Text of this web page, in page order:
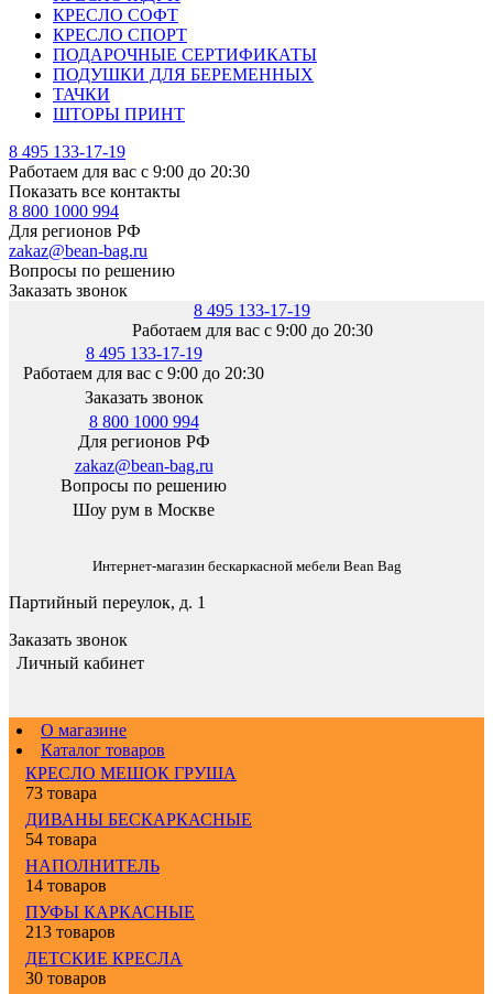
КРЕСЛО СОФТ
КРЕСЛО СПОРТ
ПОДАРОЧНЫЕ СЕРТИФИКАТЫ
ПОДУШКИ ДЛЯ БЕРЕМЕННЫХ
ТАЧКИ
ШТОРЫ ПРИНТ
8 495 133-17-19
Работаем для вас с 9:00 до 20:30
Показать все контакты
8 800 1000 994
Для регионов РФ
zakaz@bean-bag.ru
Вопросы по решению
Заказать звонок
8 495 133-17-19
Работаем для вас с 9:00 до 20:30
8 495 133-17-19
Работаем для вас с 9:00 до 20:30
Заказать звонок
8 800 1000 994
Для регионов РФ
zakaz@bean-bag.ru
Вопросы по решению
Шоу рум в Москве
Интернет-магазин бескаркасной мебели Bean Bag
Партийный переулок, д. 1
Заказать звонок
Личный кабинет
О магазине
Каталог товаров
КРЕСЛО МЕШОК ГРУША
73 товара
ДИВАНЫ БЕСКАРКАСНЫЕ
54 товара
НАПОЛНИТЕЛЬ
14 товаров
ПУФЫ КАРКАСНЫЕ
213 товаров
ДЕТСКИЕ КРЕСЛА
30 товаров